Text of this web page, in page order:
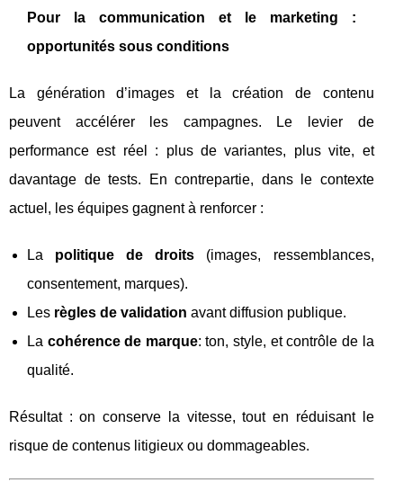
Pour la communication et le marketing :
opportunités sous conditions
La génération d’images et la création de contenu
peuvent accélérer les campagnes. Le levier de
performance est réel : plus de variantes, plus vite, et
davantage de tests. En contrepartie, dans le contexte
actuel, les équipes gagnent à renforcer :
La politique de droits (images, ressemblances,
consentement, marques).
Les règles de validation avant diffusion publique.
La cohérence de marque: ton, style, et contrôle de la
qualité.
Résultat : on conserve la vitesse, tout en réduisant le
risque de contenus litigieux ou dommageables.